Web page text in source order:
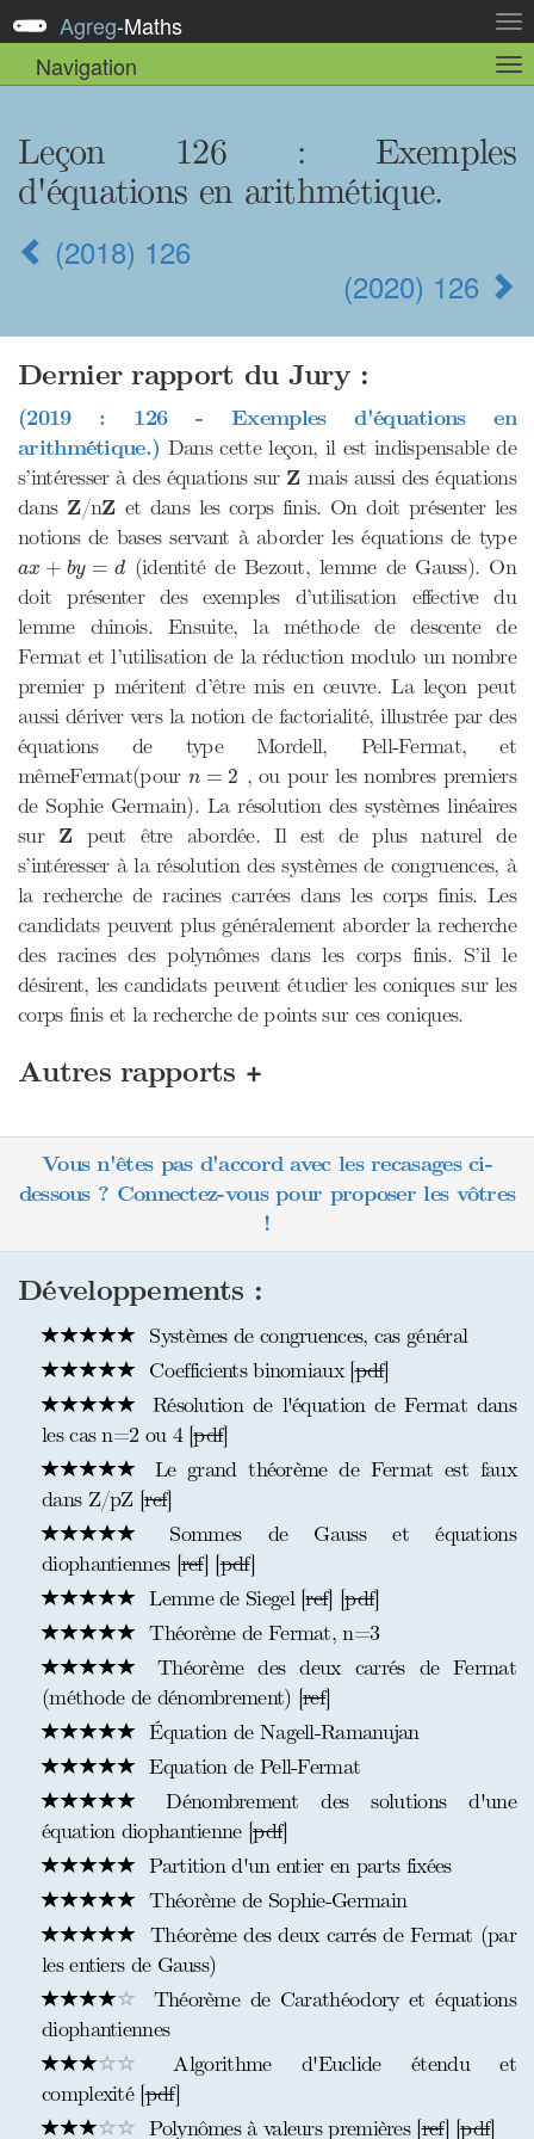
la
Agreg-Maths
Navigation
la
Leçon 126 : Exemples
d'équations en arithmétique.
(2018) 126
(2020) 126
Dernier rapport du Jury :
(2019 : 126 - Exemples d'équations en
arithmétique.) Dans cette leçon, il est indispensable de
s’intéresser à des équations sur Z
Z mais aussi des équations
dans Z
Z/nZ
Z et dans les corps finis. On doit présenter les
notions de bases servant à aborder les équations de type
ax + by = d
ax + y=
(identité de Bezout, lemme de Gauss). On
doit présenter des exemples d’utilisation effective du
lemme chinois. Ensuite, la méthode de descente de
Fermat et l’utilisation de la réduction modulo un nombre
premier p méritent d’être mis en œuvre. La leçon peut
aussi dériver vers la notion de factorialité, illustrée par des
équations de type Mordell, Pell-Fermat, et
mêmeFermat(pour n = 2
n
, ou pour les nombres premiers
de Sophie Germain). La résolution des systèmes linéaires
sur Z
Zpeut être abordée. Il est de plus naturel de
s’intéresser à la résolution des systèmes de congruences, à
la recherche de racines carrées dans les corps finis. Les
candidats peuvent plus généralement aborder la recherche
des racines des polynômes dans les corps finis. S’il le
désirent, les candidats peuvent étudier les coniques sur les
corps finis et la recherche de points sur ces coniques.
Autres rapports +
Vous n'êtes pas d'accord avec les recasages ci-
dessous ? Connectez-vous pour proposer les vôtres
!
Développements :
Systèmes de congruences, cas général
Coefficients binomiaux [pdf]
Résolution de l'équation de Fermat dans
les cas n=2 ou 4 [pdf]
Le grand théorème de Fermat est faux
dans Z/pZ [ref]
Sommes de Gauss et équations
diophantiennes [ref] [pdf]
Lemme de Siegel [ref] [pdf]
Théorème de Fermat, n=3
Théorème des deux carrés de Fermat
(méthode de dénombrement) [ref]
Équation de Nagell-Ramanujan
Equation de Pell-Fermat
Dénombrement des solutions d'une
équation diophantienne [pdf]
Partition d'un entier en parts fixées
Théorème de Sophie-Germain
Théorème des deux carrés de Fermat (par
les entiers de Gauss)
Théorème de Carathéodory et équations
diophantiennes
Algorithme d'Euclide étendu et
complexité [pdf]
Polynômes à valeurs premières [ref] [pdf]